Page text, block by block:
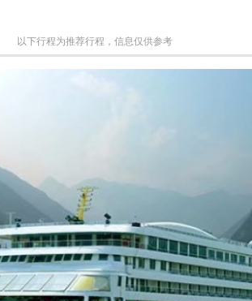
以下行程为推荐行程，信息仅供参考